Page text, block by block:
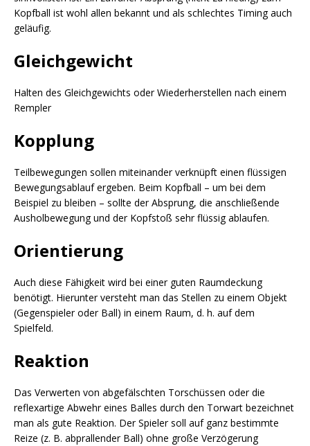
Kopfball ist wohl allen bekannt und als schlechtes Timing auch
geläufig.
Gleichgewicht
Halten des Gleichgewichts oder Wiederherstellen nach einem
Rempler
Kopplung
Teilbewegungen sollen miteinander verknüpft einen flüssigen
Bewegungsablauf ergeben. Beim Kopfball – um bei dem
Beispiel zu bleiben – sollte der Absprung, die anschließende
Ausholbewegung und der Kopfstoß sehr flüssig ablaufen.
Orientierung
Auch diese Fähigkeit wird bei einer guten Raumdeckung
benötigt. Hierunter versteht man das Stellen zu einem Objekt
(Gegenspieler oder Ball) in einem Raum, d. h. auf dem
Spielfeld.
Reaktion
Das Verwerten von abgefälschten Torschüssen oder die
reflexartige Abwehr eines Balles durch den Torwart bezeichnet
man als gute Reaktion. Der Spieler soll auf ganz bestimmte
Reize (z. B. abprallender Ball) ohne große Verzögerung